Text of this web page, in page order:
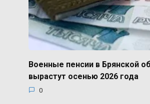
Военные пенсии в Брянской
вырастут осенью 2026 года
0